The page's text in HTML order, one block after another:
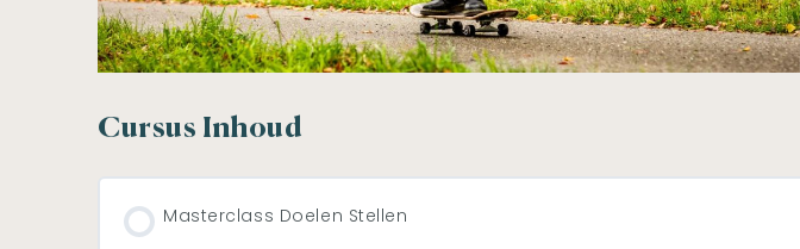
Cursus Inhoud
Masterclass Doelen Stellen